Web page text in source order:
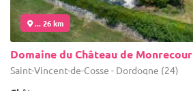
... 26 km
Domaine du Château de Monrecour
Saint-Vincent-de-Cosse - Dordogne (24)